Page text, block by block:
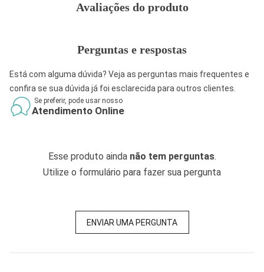
Avaliações do produto
Perguntas e respostas
Está com alguma dúvida? Veja as perguntas mais frequentes e
confira se sua dúvida já foi esclarecida para outros clientes.
Se preferir, pode usar nosso
Atendimento Online
Esse produto ainda não tem perguntas.
Utilize o formulário para fazer sua pergunta
ENVIAR UMA PERGUNTA